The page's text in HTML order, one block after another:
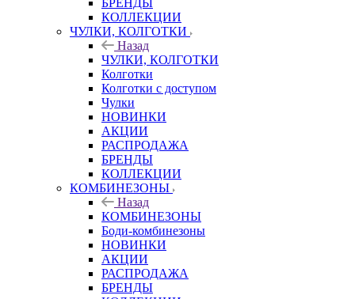
БРЕНДЫ
КОЛЛЕКЦИИ
ЧУЛКИ, КОЛГОТКИ
Назад
ЧУЛКИ, КОЛГОТКИ
Колготки
Колготки с доступом
Чулки
НОВИНКИ
АКЦИИ
РАСПРОДАЖА
БРЕНДЫ
КОЛЛЕКЦИИ
КОМБИНЕЗОНЫ
Назад
КОМБИНЕЗОНЫ
Боди-комбинезоны
НОВИНКИ
АКЦИИ
РАСПРОДАЖА
БРЕНДЫ